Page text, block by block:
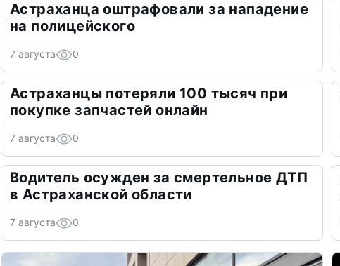
Астраханца оштрафовали за нападение
на полицейского
7 августа 0
Астраханцы потеряли 100 тысяч при
покупке запчастей онлайн
7 августа 0
Водитель осужден за смертельное ДТП
в Астраханской области
7 августа 0